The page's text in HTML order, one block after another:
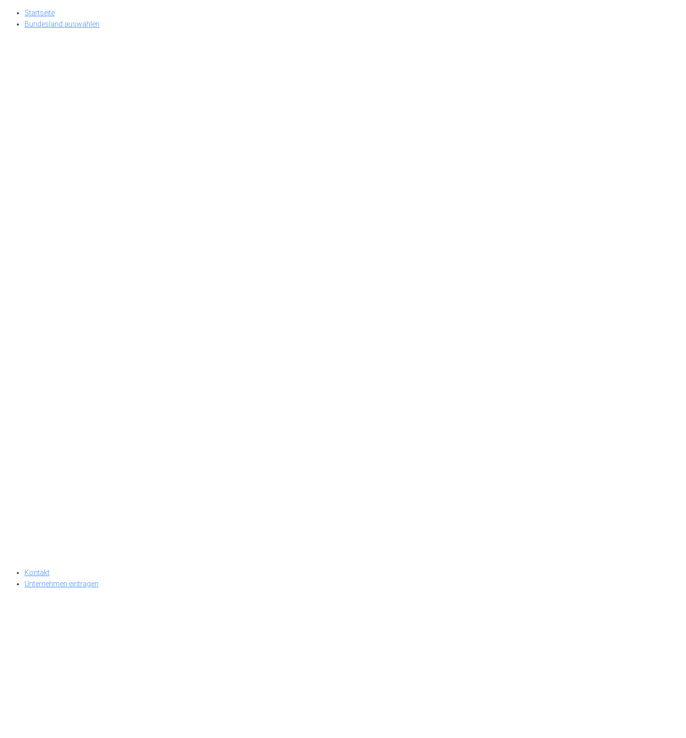
Skip
Startseite
Bundesland auswählen
Kontakt
Unternehmen eintragen